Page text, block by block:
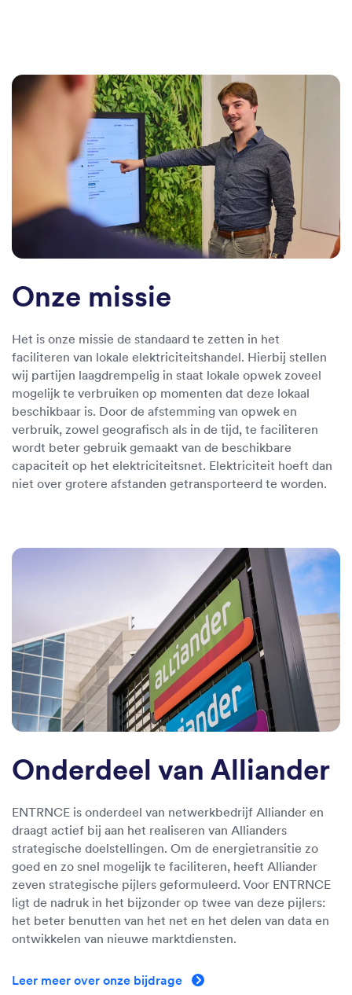
Onze missie
Het is onze missie de standaard te zetten in het
faciliteren van lokale elektriciteitshandel. Hierbij stellen
wij partijen laagdrempelig in staat lokale opwek zoveel
mogelijk te verbruiken op momenten dat deze lokaal
beschikbaar is. Door de afstemming van opwek en
verbruik, zowel geografisch als in de tijd, te faciliteren
wordt beter gebruik gemaakt van de beschikbare
capaciteit op het elektriciteitsnet. Elektriciteit hoeft dan
niet over grotere afstanden getransporteerd te worden.
Onderdeel van Alliander
ENTRNCE is onderdeel van netwerkbedrijf Alliander en
draagt actief bij aan het realiseren van Allianders
strategische doelstellingen. Om de energietransitie zo
goed en zo snel mogelijk te faciliteren, heeft Alliander
zeven strategische pijlers geformuleerd. Voor ENTRNCE
ligt de nadruk in het bijzonder op twee van deze pijlers:
het beter benutten van het net en het delen van data en
ontwikkelen van nieuwe marktdiensten.
Leer meer over onze bijdrage